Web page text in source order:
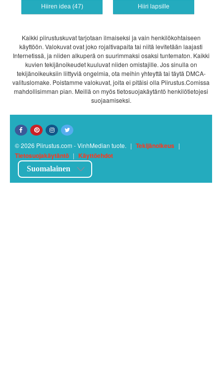
Hiiren idea (47) Hiiri lapsille
Kaikki piirustuskuvat tarjotaan ilmaiseksi ja vain henkilökohtaiseen
käyttöön. Valokuvat ovat joko rojaltivapaita tai niitä levitetään laajasti
Internetissä, ja niiden alkuperä on suurimmaksi osaksi tuntematon. Kaikki
kuvien tekijänoikeudet kuuluvat niiden omistajille. Jos sinulla on
tekijänoikeuksiin liittyviä ongelmia, ota meihin yhteyttä tai täytä DMCA-
valituslomake. Poistamme valokuvat, joita ei pitäisi olla Piirustus.Comissa
mahdollisimman pian. Meillä on myös tietosuojakäytäntö henkilötietojesi
suojaamiseksi.
© 2026 Piirustus.com - VinhMedian tuote. | Tekijänoikeus |
Tietosuojakäytäntö | Käyttöehdot
Suomalainen